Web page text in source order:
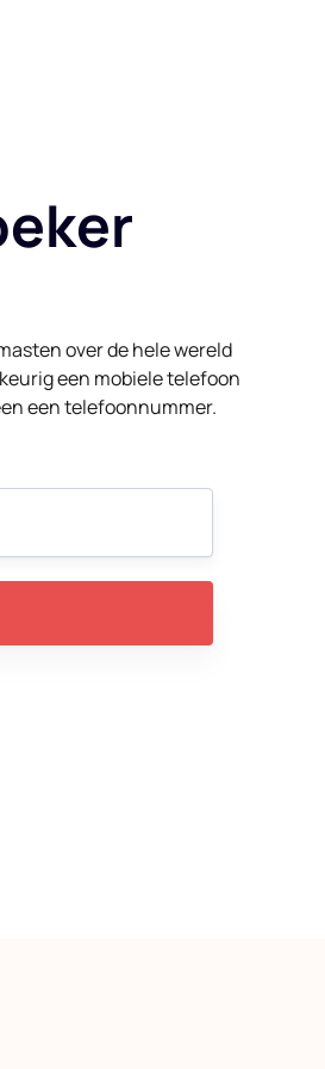
over de hele wereld
een mobiele telefoon
een telefoonnummer.